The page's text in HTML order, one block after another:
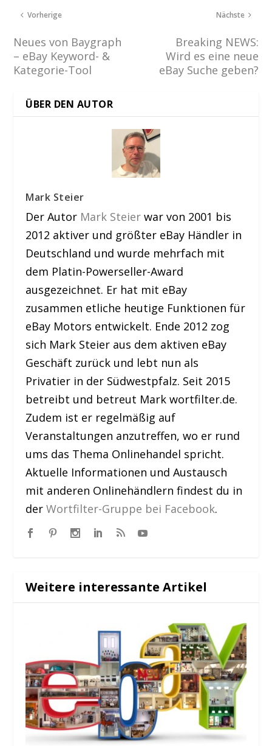
Vorherige
Neues von Baygraph
– eBay Keyword- &
Kategorie-Tool
Nächste
Breaking NEWS:
Wird es eine neue
eBay Suche geben?
ÜBER DEN AUTOR
Mark Steier
Der Autor Mark Steier war von 2001 bis
2012 aktiver und größter eBay Händler in
Deutschland und wurde mehrfach mit
dem Platin-Powerseller-Award
ausgezeichnet. Er hat mit eBay
zusammen etliche heutige Funktionen für
eBay Motors entwickelt. Ende 2012 zog
sich Mark Steier aus dem aktiven eBay
Geschäft zurück und lebt nun als
Privatier in der Südwestpfalz. Seit 2015
betreibt und betreut Mark wortfilter.de.
Zudem ist er regelmäßig auf
Veranstaltungen anzutreffen, wo er rund
ums das Thema Onlinehandel spricht.
Aktuelle Informationen und Austausch
mit anderen Onlinehändlern findest du in
derWortfilter-Gruppe bei Facebook.
Weitere interessante Artikel